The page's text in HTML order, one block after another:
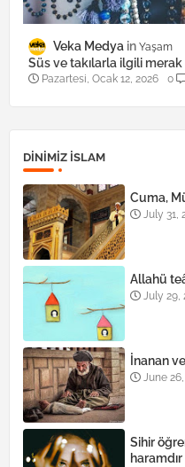
Veka Medya Yaşam
Süs ve takılarla ilgili
Pazartesi, Ocak 12, 2026 0
DINIMIZ ISLAM
Cuma,
July 31,
Allahü
July 29,
İnanan
June
Sihir
haramdır